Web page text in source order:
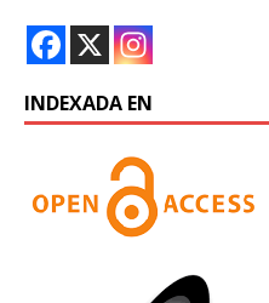
INDEXADA EN